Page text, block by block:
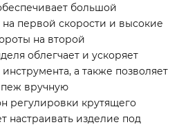
большой
первой скорости и высокие
на второй
облегчает и ускоряет
а также позволяет
вручную
регулировки крутящего
настраивать изделие под